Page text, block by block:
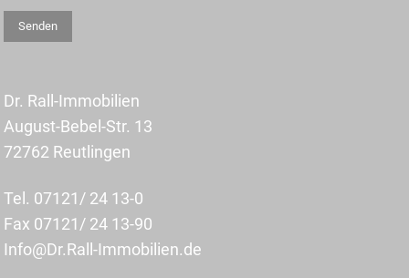
Dr. Rall-Immobilien
August-Bebel-Str. 13
72762 Reutlingen
Tel. 07121/ 24 13-0
Fax 07121/ 24 13-90
Info@Dr.Rall-Immobilien.de